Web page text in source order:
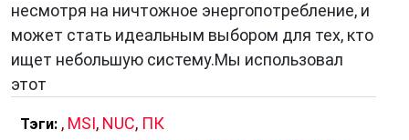
несмотря на ничтожное энергопотребление, и
может стать идеальным выбором для тех, кто
ищет небольшую систему.Мы использовал
этот
Тэги: , MSI, NUC, ПК